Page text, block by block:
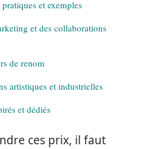
et exemples
et des collaborations
de renom
artistiques et industrielles
et dédiés
ces prix, il faut